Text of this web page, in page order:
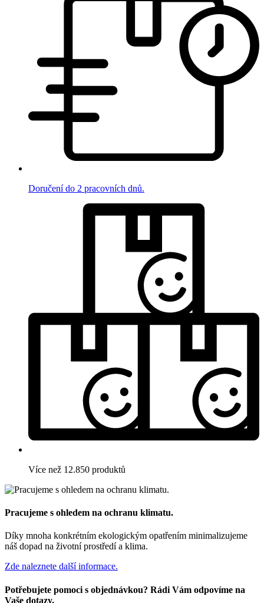
Doručení do 2 pracovních dnů.
Více než 12.850 produktů
Pracujeme s ohledem na ochranu klimatu.
Díky mnoha konkrétním ekologickým opatřením minimalizujeme
náš dopad na životní prostředí a klima.
Zde naleznete další informace.
Potřebujete pomoci s objednávkou? Rádi Vám odpovíme na
Vaše dotazy.